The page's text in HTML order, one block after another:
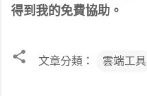
得到我的免費協助。
文章分類： 雲端工具